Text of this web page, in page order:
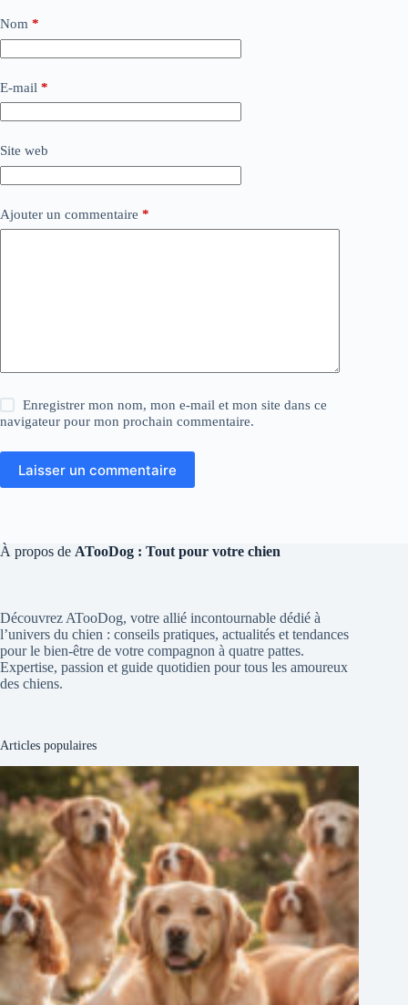
Nom *
E-mail *
Site web
Ajouter un commentaire *
Enregistrer mon nom, mon e-mail et mon site dans ce
navigateur pour mon prochain commentaire.
Laisser un commentaire
À propos de ATooDog : Tout pour votre chien
Découvrez ATooDog, votre allié incontournable dédié à
l’univers du chien : conseils pratiques, actualités et tendances
pour le bien-être de votre compagnon à quatre pattes.
Expertise, passion et guide quotidien pour tous les amoureux
des chiens.
Articles populaires